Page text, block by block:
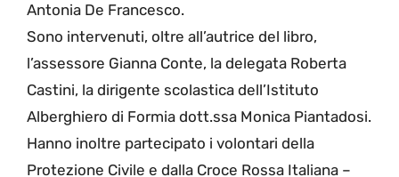
Antonia De Francesco.
Sono intervenuti, oltre all’autrice del libro,
l’assessore Gianna Conte, la delegata Roberta
Castini, la dirigente scolastica dell’Istituto
Alberghiero di Formia dott.ssa Monica Piantadosi.
Hanno inoltre partecipato i volontari della
Protezione Civile e dalla Croce Rossa Italiana –